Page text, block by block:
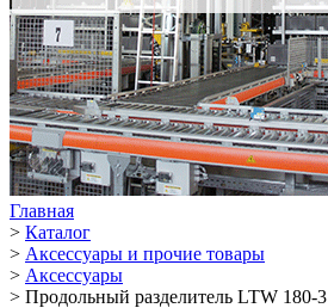
Главная
> Каталог
> Аксессуары и прочие товары
> Аксессуары
> Продольный разделитель LTW 180-3